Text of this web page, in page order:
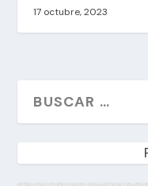
17 octubre, 2023